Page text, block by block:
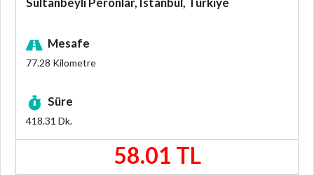
Mesafe
77.28 Kilometre
Süre
418.31 Dk.
58.01 TL